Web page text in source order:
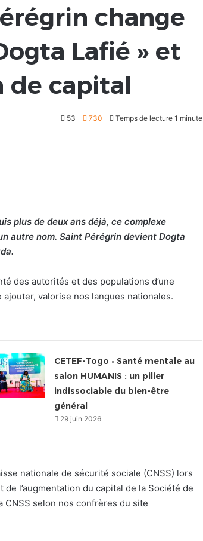
change
Lafié » et
de capital
53 730 Temps de lecture 1 minute
plus de deux ans déjà, ce complexe
autre nom. Saint Pérégrin devient Dogta
des autorités et des populations d’une
valorise nos langues nationales.
CETEF-Togo • Santé mentale au
salon HUMANIS : un pilier
indissociable du bien-être
général
29 juin 2026
nationale de sécurité sociale (CNSS) lors
l’augmentation du capital de la Société de
CNSS selon nos confrères du site